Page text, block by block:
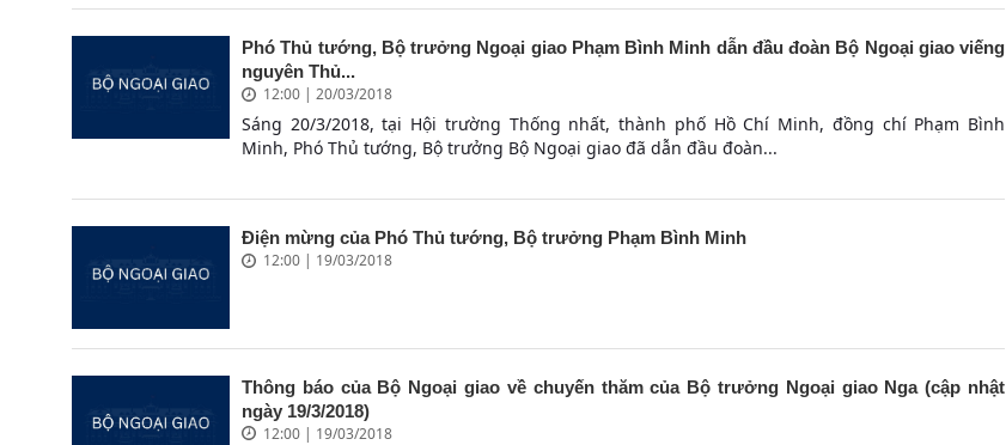
Phó Thủ tướng, Bộ trưởng Ngoại giao Phạm Bình Minh dẫn đầu đoàn Bộ Ngoại giao viếng
nguyên Thủ...
12:00 | 20/03/2018
Sáng 20/3/2018, tại Hội trường Thống nhất, thành phố Hồ Chí Minh, đồng chí Phạm Bình
Minh, Phó Thủ tướng, Bộ trưởng Bộ Ngoại giao đã dẫn đầu đoàn...
Điện mừng của Phó Thủ tướng, Bộ trưởng Phạm Bình Minh
12:00 | 19/03/2018
Thông báo của Bộ Ngoại giao về chuyến thăm của Bộ trưởng Ngoại giao Nga (cập nhật
ngày 19/3/2018)
12:00 | 19/03/2018